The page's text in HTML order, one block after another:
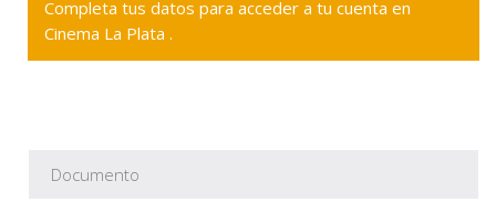
Completa tus datos para acceder a tu cuenta en
Cinema La Plata .